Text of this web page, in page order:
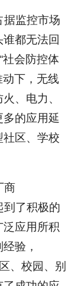
监控市场
都无法回
社会防控体
动下，无线
、电力、
的应用延
区、学校
商
了积极的
应用所积
验，
、校园、别